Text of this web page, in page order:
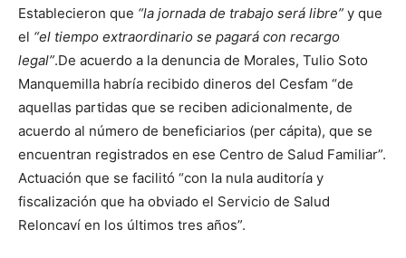
Establecieron que “la jornada de trabajo será libre” y que
el “el tiempo extraordinario se pagará con recargo
legal”.De acuerdo a la denuncia de Morales, Tulio Soto
Manquemilla habría recibido dineros del Cesfam “de
aquellas partidas que se reciben adicionalmente, de
acuerdo al número de beneficiarios (per cápita), que se
encuentran registrados en ese Centro de Salud Familiar”.
Actuación que se facilitó “con la nula auditoría y
fiscalización que ha obviado el Servicio de Salud
Reloncaví en los últimos tres años”.